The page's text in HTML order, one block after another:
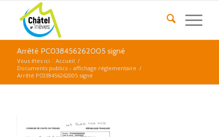
Arrêté PC038456262005 signé
Vous êtes ici : Accueil /
Documents publics – affichage réglementaire /
Arrêté PC038456262005 signé